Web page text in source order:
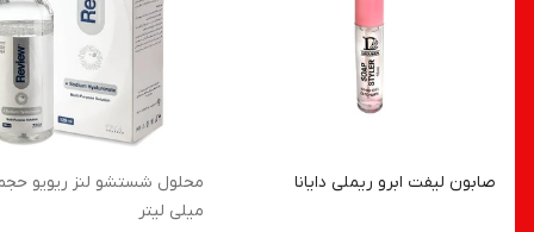
صابون لیفت ابرو ریملی دایانا
میلی لیتر